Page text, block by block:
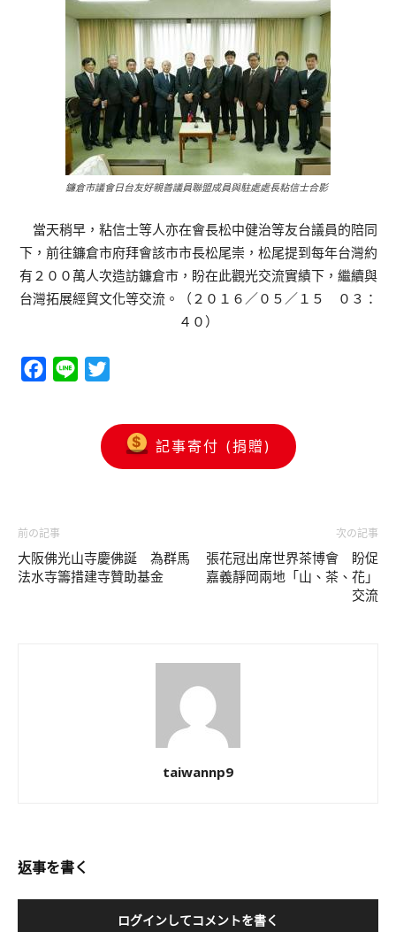
鐮倉市議會日台友好親善議員聯盟成員與駐處處長粘信士合影
當天稍早，粘信士等人亦在會長松中健治等友台議員的陪同
下，前往鐮倉市府拜會該市市長松尾崇，松尾提到每年台灣約
有２００萬人次造訪鐮倉市，盼在此觀光交流實績下，繼續與
台灣拓展經貿文化等交流。（２０１６／０５／１５ ０３：
４０）
Facebook
Line
記事寄付 (捐贈)
前の記事
大阪佛光山寺慶佛誕 為群馬
法水寺籌措建寺贊助基金
次の記事
張花冠出席世界茶博會 盼促
嘉義靜岡兩地「山、茶、花」
交流
taiwannp9
返事を書く
ログインしてコメントを書く